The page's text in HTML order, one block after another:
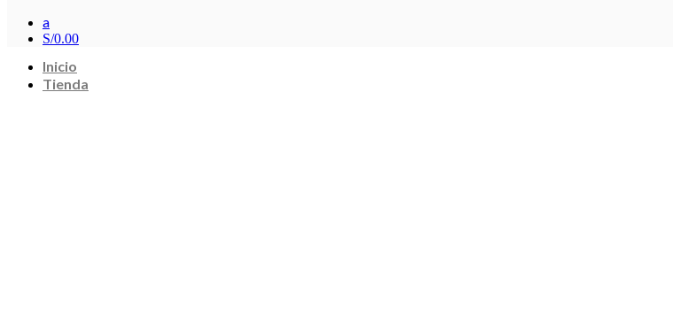
a
S/0.00
Inicio
Tienda